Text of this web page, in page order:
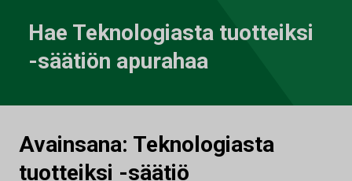
Hae Teknologiasta tuotteiksi
-säätiön apurahaa
Avainsana: Teknologiasta
tuotteiksi -säätiö